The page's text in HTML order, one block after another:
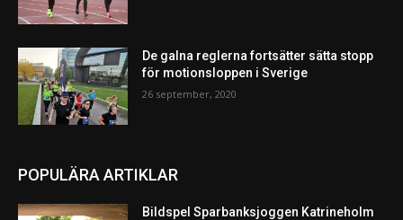
De galna reglerna fortsätter sätta stopp
för motionsloppen i Sverige
26 september, 2020
POPULÄRA ARTIKLAR
Bildspel Sparbanksjoggen Katrineholm